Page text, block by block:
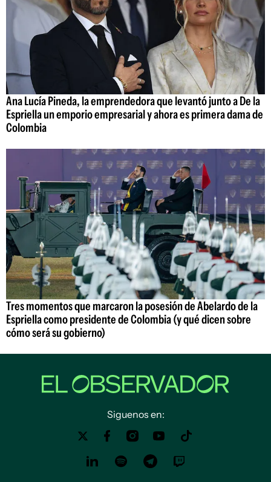
Ana Lucía Pineda, la emprendedora que levantó junto a De la
Espriella un emporio empresarial y ahora es primera dama de
Colombia
Tres momentos que marcaron la posesión de Abelardo de la
Espriella como presidente de Colombia (y qué dicen sobre
cómo será su gobierno)
Siguenos en: